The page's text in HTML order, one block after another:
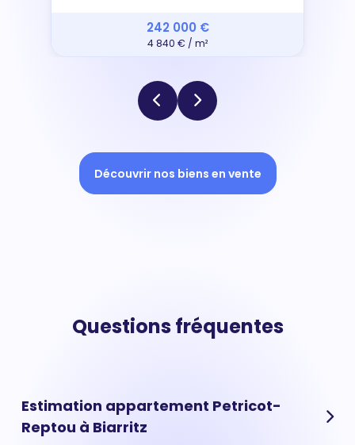
242 000 €
4 840 € / m²
Découvrir nos biens en vente
Questions fréquentes
Estimation appartement Petricot-
Reptou à Biarritz